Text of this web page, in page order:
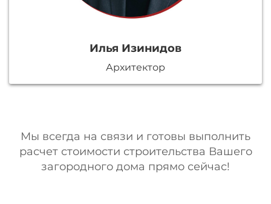
Илья Изинидов
Архитектор
Мы всегда на связи и готовы выполнить
расчет стоимости строительства Вашего
загородного дома прямо сейчас!